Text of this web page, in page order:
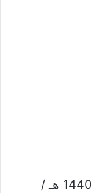
بطاقة زيارة مدرسية تصميم جديد 1440 هـ /